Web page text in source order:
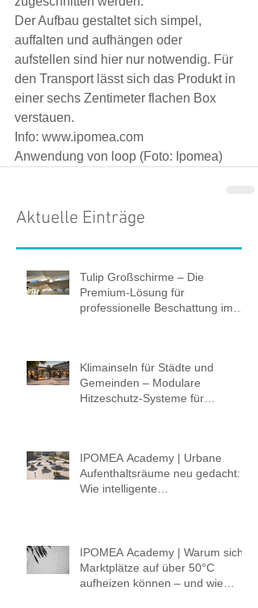
Der Aufbau gestaltet sich simpel,
auffalten und aufhängen oder
aufstellen sind hier nur notwendig. Für
den Transport lässt sich das Produkt in
einer sechs Zentimeter flachen Box
verstauen.
Info: www.ipomea.com
Anwendung von loop (Foto: Ipomea)
Aktuelle Einträge
Tulip Großschirme – Die
Premium-Lösung für
professionelle Beschattung im
Klimainseln für Städte und
Gemeinden – Modulare
Hitzeschutz-Systeme für
IPOMEA Academy | Urbane
Aufenthaltsräume neu gedacht:
Wie intelligente
IPOMEA Academy | Warum sich
Marktplätze auf über 50°C
aufheizen können – und wie